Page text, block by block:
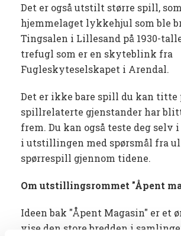
Det er også utstilt større spill,
hjemmelaget lykkehjul som ble
Tingsalen i Lillesand på 1930-
trefugl som er en skyteblink fra
Fugleskyteselskapet i Arendal.
Det er ikke bare spill du kan titte
spillrelaterte gjenstander har
frem. Du kan også teste deg selv
i utstillingen med spørsmål fra
spørrespill gjennom tidene.
Om utstillingsrommet "Åpent
Ideen bak "Åpent Magasin" er et
vise den store bredden i